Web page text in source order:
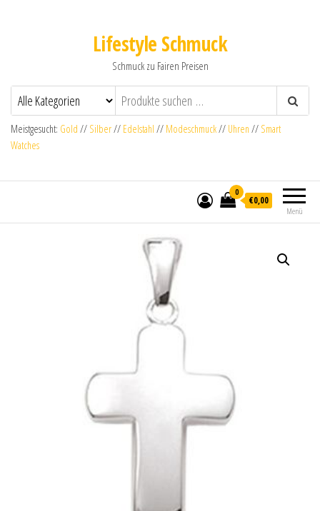
Lifestyle Schmuck
Schmuck zu Fairen Preisen
Meistgesucht: Gold // Silber// Edelstahl // Modeschmuck// Uhren // Smart
Watches
Menü
0
€0,00